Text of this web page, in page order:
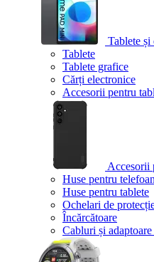
Tablete și
Tablete
Tablete grafice
Cărți electronice
Accesorii pentru
Accesorii
Huse pentru
Huse pentru tablete
Ochelari de
Încărcătoare
Cabluri și